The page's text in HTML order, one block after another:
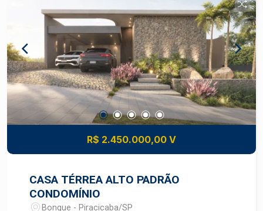
incluindo closet na suíte principal. A área de
serviço é completa, com armários, banheiro de
apoio e quarto de despensa. O apartamento
apresenta acabamento de excelente padrão, com
pisos em marmore travertino e madeira nos
dormitórios , e face voltada para o sol da manhã,
proporcionando ambientes mais agradáveis e
iluminados. O condomínio oferece infraestrutura
completa de lazer e segurança, com: Piscina
adulto e infantil aquecida Sauna quente e úmida
Espaço gourmet com churrasqueira Quiosque
equipada Salão de festas Salão de jogos Cancha
de bocha Portaria e segurança 24 horas
Localização estratégica e valorizada, em uma
R$ 2.450.000,00 V
CASA TÉRREA ALTO PADRÃO
CONDOMÍNIO
Bongue - Piracicaba/SP